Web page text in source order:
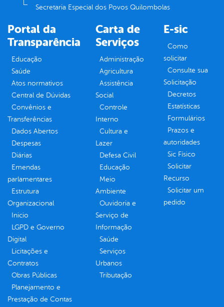
Secretaria Especial dos Povos Quilombolas
Portal da
Transparência
Educação
Saúde
Atos normativos
Central de Dúvidas
Convênios e
Transferências
Dados Abertos
Despesas
Diárias
Emendas
parlamentares
Estrutura
Organizacional
Inicio
LGPD e Governo
Digital
Licitações e
Contratos
Obras Públicas
Planejamento e
Prestação de Contas
Carta de
Serviços
Administração
Agricultura
Assistência
Social
Controle
Interno
Cultura e
Lazer
Defesa Civil
Educação
Meio
Ambiente
Ouvidoria e
Serviço de
Informação
Saúde
Serviços
Urbanos
Tributação
E-sic
Como
solicitar
Consulte sua
Solicitação
Decretos
Estatísticas
Formulários
Prazos e
autoridades
Sic Físico
Solicitar
Recurso
Solicitar um
pedido